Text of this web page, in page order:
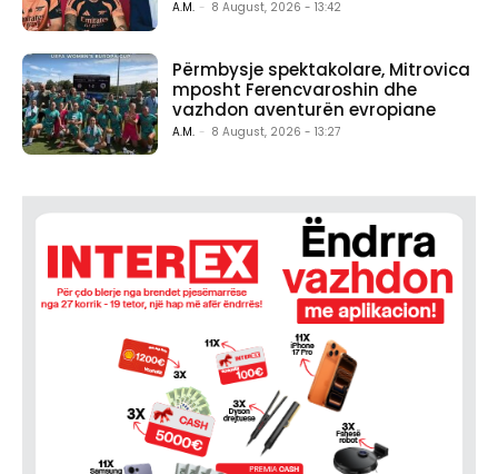
A.M. - 8 August, 2026 - 13:42
Përmbysje spektakolare, Mitrovica
mposht Ferencvaroshin dhe
vazhdon aventurën evropiane
A.M. - 8 August, 2026 - 13:27